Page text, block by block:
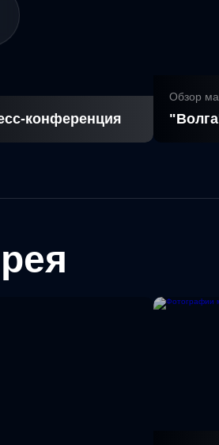
конференция
Обзор